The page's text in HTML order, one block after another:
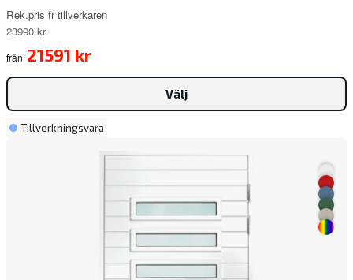
Rek.pris fr tillverkaren
23990 kr
från 21591 kr
Välj
Tillverkningsvara